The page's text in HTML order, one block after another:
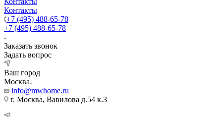
Контакты
+7 (495) 488-65-78
+7 (495) 488-65-78
Заказать звонок
Задать вопрос
Ваш город
Москва
info@mwhome.ru
г. Москва, Вавилова д.54 к.3